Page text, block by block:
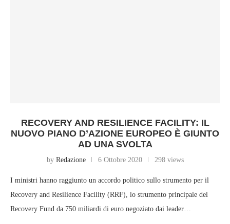
RECOVERY AND RESILIENCE FACILITY: IL
NUOVO PIANO D’AZIONE EUROPEO È GIUNTO
AD UNA SVOLTA
by Redazione 6 Ottobre 2020 298 views
I ministri hanno raggiunto un accordo politico sullo strumento per il
Recovery and Resilience Facility (RRF), lo strumento principale del
Recovery Fund da 750 miliardi di euro negoziato dai leader…